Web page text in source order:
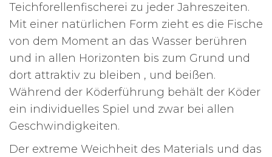
Teichforellenfischerei zu jeder Jahreszeiten.
Mit einer natürlichen Form zieht es die Fische
von dem Moment an das Wasser berühren
und in allen Horizonten bis zum Grund und
dort attraktiv zu bleiben , und beißen.
Während der Köderführung behält der Köder
ein individuelles Spiel und zwar bei allen
Geschwindigkeiten.
Der extreme Weichheit des Materials und das